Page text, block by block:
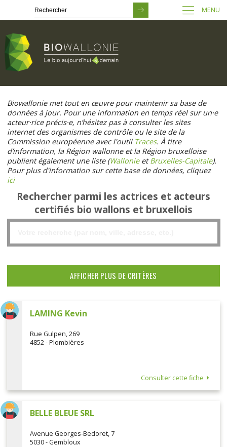
contenu
principal
MENU
Biowallonie met tout en œuvre pour maintenir sa base de
données à jour. Pour une information en temps réel sur un·e
acteur·rice précis·e, n’hésitez pas à consulter les sites
internet des organismes de contrôle ou le site de la
Commission européenne avec l'outil Traces. À titre
d’information, la Région wallonne et la Région bruxelloise
publient également une liste (WallonieetBruxelles-Capitale).
Pour plus d'information sur cette base de données, cliquez
ici
Rechercher parmi les actrices et acteurs
certifiés bio wallons et bruxellois
LAMING Kevin
Rue Gulpen, 269
4852 - Plombières
Consulter cette fiche
BELLE BLEUE SRL
Avenue Georges-Bedoret, 7
5030 - Gembloux
AFFICHER PLUS DE CRITÈRES